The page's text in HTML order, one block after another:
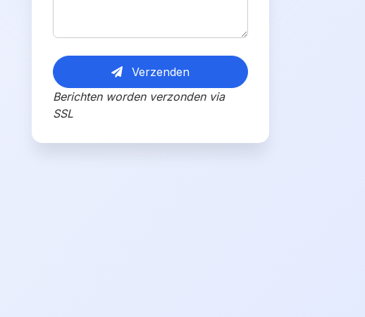
Verzenden
Berichten worden verzonden via
SSL